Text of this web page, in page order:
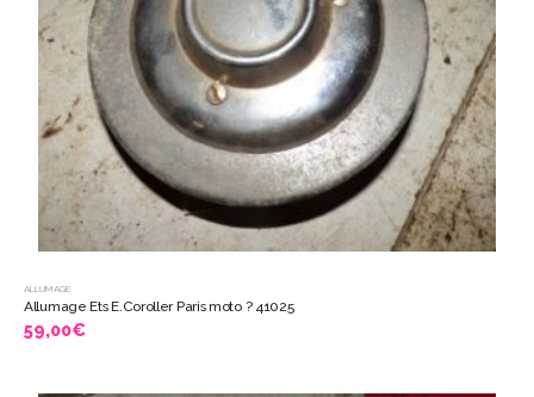
ALLUMAGE
Allumage Ets E.Coroller Paris moto ? 41025
59,00€